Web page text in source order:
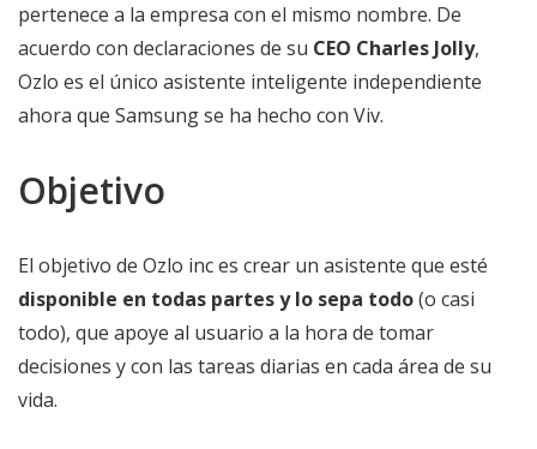
pertenece a la empresa con el mismo nombre. De
acuerdo con declaraciones de su CEO Charles Jolly,
Ozlo es el único asistente inteligente independiente
ahora que Samsung se ha hecho con Viv.
Objetivo
El objetivo de Ozlo inc es crear un asistente que esté
disponible en todas partes y lo sepa todo(o casi
todo), que apoye al usuario a la hora de tomar
decisiones y con las tareas diarias en cada área de su
vida.